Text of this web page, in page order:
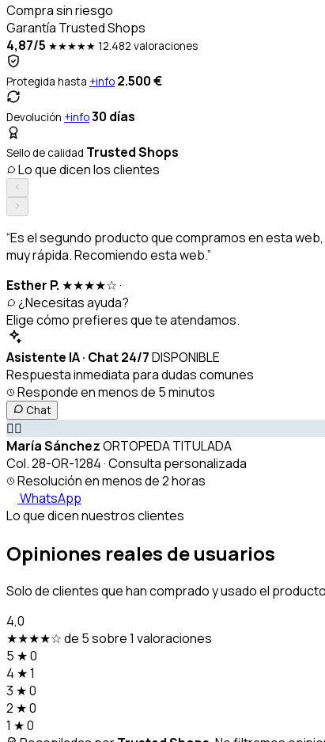
Compra sin riesgo
Garantía Trusted Shops
4,87/5 ★★★★★ 12.482 valoraciones
Protegida hasta +info 2.500 €
Devolución +info30 días
Sello de calidad Trusted Shops
Lo que dicen los clientes
“Es el segundo producto que compramos en esta
muy rápida. Recomiendo esta web.”
Esther P. ★★★★☆·
¿Necesitas ayuda?
Elige cómo prefieres que te atendamos.
Asistente IA · Chat 24/7DISPONIBLE
Respuesta inmediata para dudas comunes
Responde en menos de 5 minutos
Chat
👩‍⚕️
María SánchezORTOPEDA TITULADA
Col. 28-OR-1284 · Consulta personalizada
Resolución en menos de 2 horas
WhatsApp
Lo que dicen nuestros clientes
Opiniones reales de usuarios
Solo de clientes que han comprado y usado el
4,0
★★★★☆de 5 sobre 1 valoraciones
5 ★0
4 ★1
3 ★0
2 ★0
1 ★0